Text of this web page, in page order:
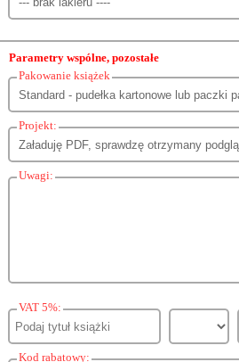
Parametry wspólne, pozostałe
Pakowanie książek
Projekt:
Uwagi:
VAT 5%:
Kod rabatowy: